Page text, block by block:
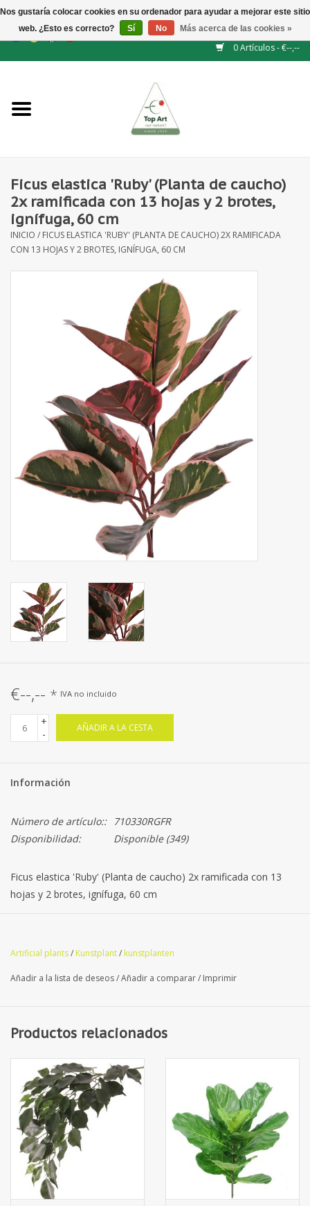
GBP/CHF /BGN/
0 Artículos - €--,--
NUEVO
Flores artificiales
plantas artificiales
Fruta artificial
Coronas de flores
Ficus elastica 'Ruby' (Planta de caucho)
2x ramificada con 13 hojas y 2 brotes,
ignífuga, 60 cm
INICIO / FICUS ELASTICA 'RUBY' (PLANTA DE CAUCHO) 2X RAMIFICADA
CON 13 HOJAS Y 2 BROTES, IGNÍFUGA, 60 CM
€--,-- * IVA no incluido
+
-
AÑADIR A LA CESTA
Información
Número de artículo::
710330RGFR
Disponibilidad:
Disponible(349)
Ficus elastica 'Ruby' (Planta de caucho) 2x ramificada con 13
hojas y 2 brotes, ignífuga, 60 cm
Artificial plants/ Kunstplant/ kunstplanten
Añadir a la lista de deseos/Añadir a comparar/ Imprimir
Productos relacionados
Nos gustaría colocar cookies en su ordenador para ayudar a mejorar este sitio
web. ¿Esto es correcto?
Sí No Más acerca de las cookies »